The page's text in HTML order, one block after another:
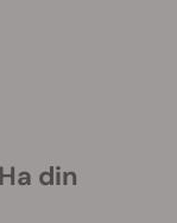
din